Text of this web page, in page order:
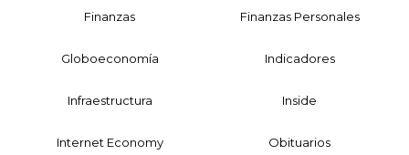
Finanzas Finanzas Personales
Globoeconomía Indicadores
Infraestructura Inside
Internet Economy Obituarios